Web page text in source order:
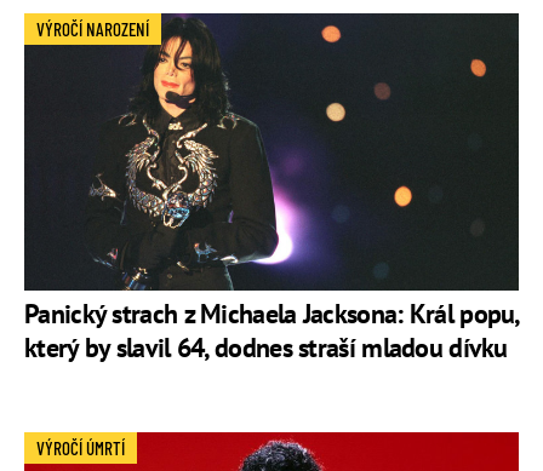
Po rozvodu v říjnu 1999 získala 8 milionů dolarů a dům v
Beverly Hills
Ten roku 2005 prodala a pořídila
v Palmdale.
2016 u ní byla diagnostikovánarakovina
chorobou bojuje dosud.
Panický strach z Michaela Jacksona: Král popu,
který by slavil 64, dodnes straší mladou dívku
VÝROČÍ NAROZENÍ
VÝROČÍ ÚMRTÍ